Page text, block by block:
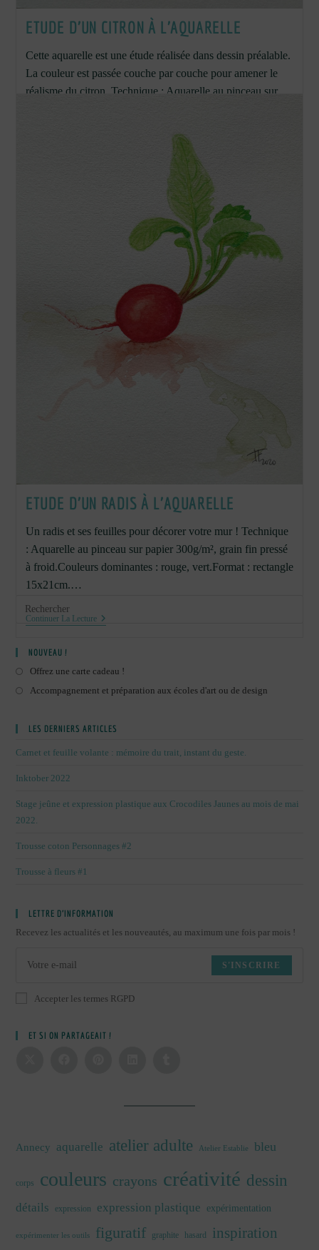
ETUDE D’UN CITRON À L’AQUARELLE
Cette aquarelle est une étude réalisée dans dessin préalable.
La couleur est passée couche par couche pour amener le
réalisme du citron. Technique : Aquarelle au pinceau sur
ETUDE D’UN RADIS À L’AQUARELLE
Un radis et ses feuilles pour décorer votre mur ! Technique
: Aquarelle au pinceau sur papier 300g/m², grain fin pressé
à froid.Couleurs dominantes : rouge, vert.Format : rectangle
15x21cm.…
Continuer La LectureEtude
NOUVEAU !
Offrez une carte cadeau !
Accompagnement et préparation aux écoles d'art ou de design
LES DERNIERS ARTICLES
Carnet et feuille volante : mémoire du trait, instant du geste.
Inktober 2022
Stage jeûne et expression plastique aux Crocodiles Jaunes au mois de mai
2022.
Trousse coton Personnages #2
Trousse à fleurs #1
LETTRE D’INFORMATION
Recevez les actualités et les nouveautés, au maximum une fois par mois !
S'INSCRIRE
Accepter les termes RGPD
ET SI ON PARTAGEAIT !
Annecy aquarelle atelier adulte Atelier Establie bleu
corps couleurs crayons créativité dessin
détails expression expression plastique expérimentation
expérimenter les outils figuratif graphite hasard inspiration